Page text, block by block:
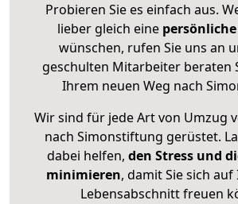
Probieren Sie es einfach aus.
lieber gleich eine
wünschen, rufen Sie uns an
geschulten Mitarbeiter beraten
Ihrem neuen Weg nach
Wir sind für jede Art von Umzug
nach Simonstiftung gerüstet.
dabei helfen, den Stress und
minimieren, damit Sie sich
Lebensabschnitt freuen